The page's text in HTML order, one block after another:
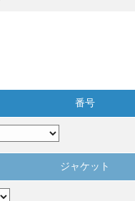
番号
ジャケット